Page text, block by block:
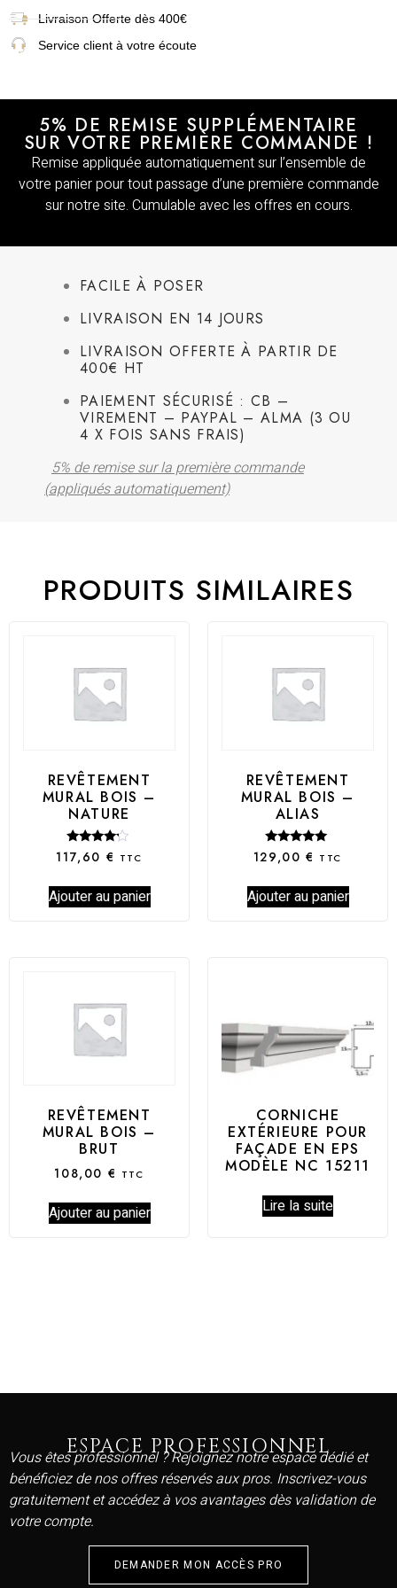
Livraison Offerte dès 400€
Service client à votre écoute
5% DE REMISE SUPPLÉMENTAIRE
SUR VOTRE PREMIÈRE COMMANDE !
Remise appliquée automatiquement sur l’ensemble de
votre panier pour tout passage d’une première commande
sur notre site. Cumulable avec les offres en cours.
FACILE À POSER
LIVRAISON EN 14 JOURS
LIVRAISON OFFERTE À PARTIR DE
400€ HT
PAIEMENT SÉCURISÉ : CB –
VIREMENT – PAYPAL – ALMA (3 OU
4 X FOIS SANS FRAIS)
5% de remise sur la première commande
(appliqués automatiquement)
PRODUITS SIMILAIRES
REVÊTEMENT
MURAL BOIS –
NATURE
Note
4.00
117,60 € TTC
Ajouter au panier
REVÊTEMENT
MURAL BOIS –
ALIAS
Note
5.00
129,00€ TTC
Ajouter au panier
REVÊTEMENT
MURAL BOIS –
BRUT
108,00 € TTC
Ajouter au panier
CORNICHE
EXTÉRIEURE POUR
FAÇADE EN EPS
MODÈLE NC 15211
Lire la suite
ESPACE PROFESSIONNEL
Vous êtes professionnel ? Rejoignez notre espace dédié et
bénéficiez de nos offres réservés aux pros. Inscrivez-vous
gratuitement et accédez à vos avantages dès validation de
votre compte.
DEMANDER MON ACCÈS PRO